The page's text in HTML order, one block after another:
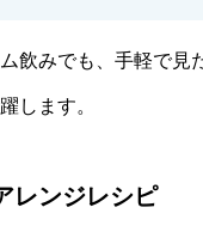
飲みでも、手軽で見
します。
レンジレシピ